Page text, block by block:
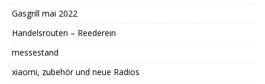
Gasgrill mai 2022
Handelsrouten – Reederein
messestand
xiaomi, zubehör und neue Radios